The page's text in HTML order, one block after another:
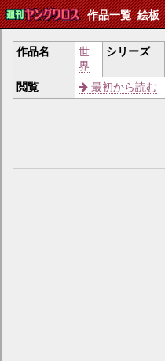
作品一覧 絵板
作品名
世
界
シリーズ
閲覧
最初から読む